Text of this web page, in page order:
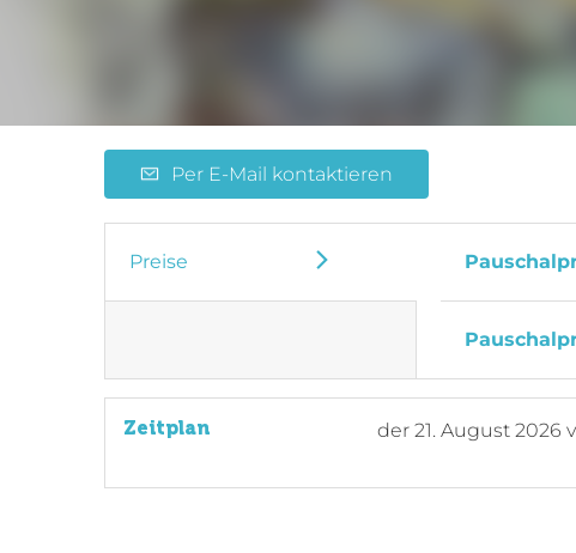
Per E-Mail kontaktieren
Preise
Zeitplan der 21. August 2026